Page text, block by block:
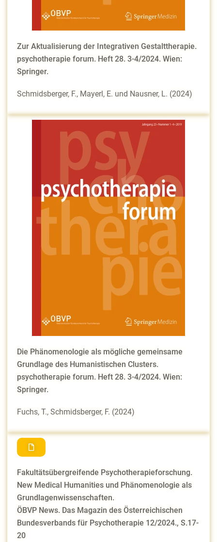
Zur Aktualisierung der Integrativen Gestalttherapie.
psychotherapie forum. Heft 28. 3-4/2024. Wien:
Springer.
Schmidsberger, F., Mayerl, E. und Nausner, L. (2024)
Die Phänomenologie als mögliche gemeinsame
Grundlage des Humanistischen Clusters.
psychotherapie forum. Heft 28. 3-4/2024. Wien:
Springer.
Fuchs, T., Schmidsberger, F. (2024)
Fakultätsübergreifende Psychotherapieforschung.
New Medical Humanities und Phänomenologie als
Grundlagenwissenschaften.
ÖBVP News. Das Magazin des Österreichischen
Bundesverbands für Psychotherapie 12/2024., S.17-
20